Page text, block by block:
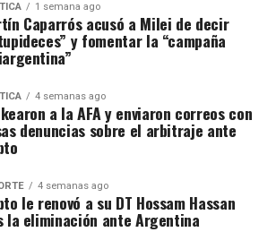
1 semana ago
Caparrós acusó a Milei de decir
y fomentar la “campaña
4 semanas ago
a la AFA y enviaron correos con
denuncias sobre el arbitraje ante
4 semanas ago
le renovó a su DT Hossam Hassan
la eliminación ante Argentina